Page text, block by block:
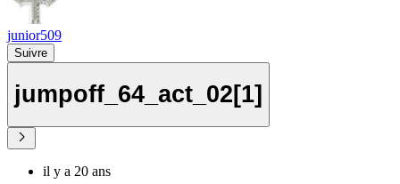
junior509
Suivre
jumpoff_64_act_02[1]
il y a 20 ans